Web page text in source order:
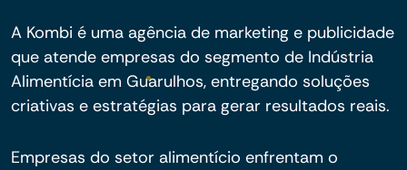
A Kombi é uma agência de marketing e publicidade
que atende empresas do segmento de Indústria
Alimentícia em Guarulhos, entregando soluções
criativas e estratégias para gerar resultados reais.
Empresas do setor alimentício enfrentam o